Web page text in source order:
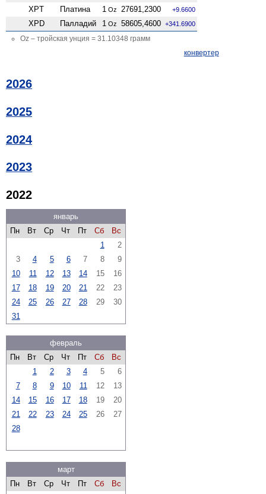
XPT Платина 1 Oz 27691,2300 +9.6600
XPD Палладий 1 Oz 58605,4600 +341.6900
Oz – тройская унция = 31.10348 грамм
конвертер
2026
2025
2024
2023
2022
январь
Пн
Вт Ср Чт Пт Сб
Вс
1
2
3
4 5 6 7 8
9
10
11 12 13 14 15
16
17
18 19 20 21 22
23
24
25 26 27 28 29
30
31
февраль
Пн
Вт Ср Чт Пт Сб
Вс
1
2 3 4 5
6
7
8 9 10 11 12
13
14
15 16 17 18 19
20
21
22 23 24 25 26
27
28
март
Пн
Вт Ср Чт Пт Сб
Вс